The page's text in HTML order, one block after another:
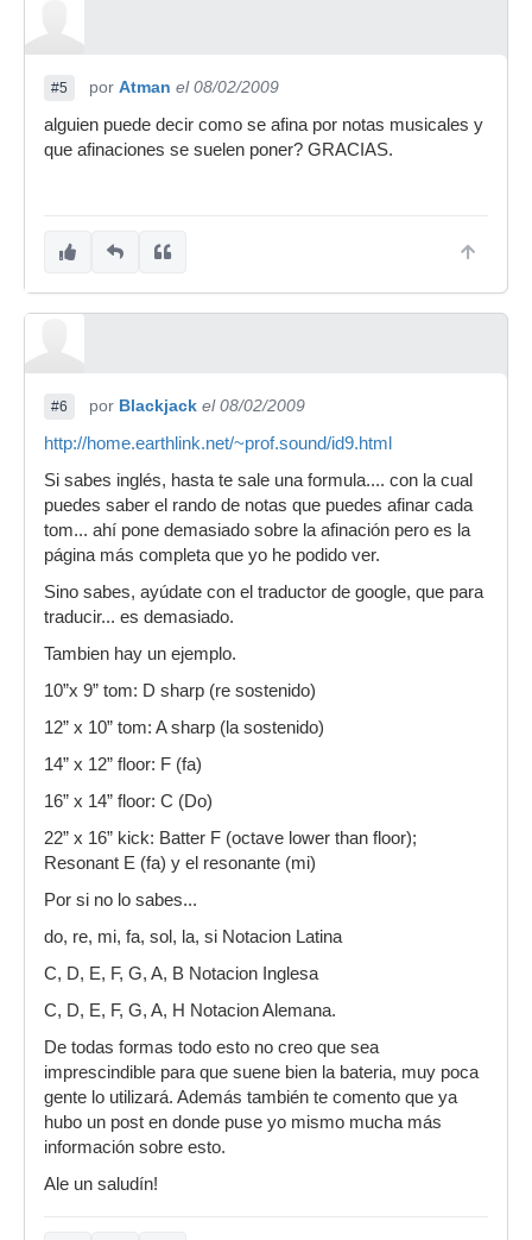
#5 por Atman el 08/02/2009
alguien puede decir como se afina por notas musicales y
que afinaciones se suelen poner? GRACIAS.
#6 por Blackjack el 08/02/2009
http://home.earthlink.net/~prof.sound/id9.html
Si sabes inglés, hasta te sale una formula.... con la cual
puedes saber el rando de notas que puedes afinar cada
tom... ahí pone demasiado sobre la afinación pero es la
página más completa que yo he podido ver.
Sino sabes, ayúdate con el traductor de google, que para
traducir... es demasiado.
Tambien hay un ejemplo.
10”x 9” tom: D sharp (re sostenido)
12” x 10” tom: A sharp (la sostenido)
14” x 12” floor: F (fa)
16” x 14” floor: C (Do)
22” x 16” kick: Batter F (octave lower than floor);
Resonant E (fa) y el resonante (mi)
Por si no lo sabes...
do, re, mi, fa, sol, la, si Notacion Latina
C, D, E, F, G, A, B Notacion Inglesa
C, D, E, F, G, A, H Notacion Alemana.
De todas formas todo esto no creo que sea
imprescindible para que suene bien la bateria, muy poca
gente lo utilizará. Además también te comento que ya
hubo un post en donde puse yo mismo mucha más
información sobre esto.
Ale un saludín!